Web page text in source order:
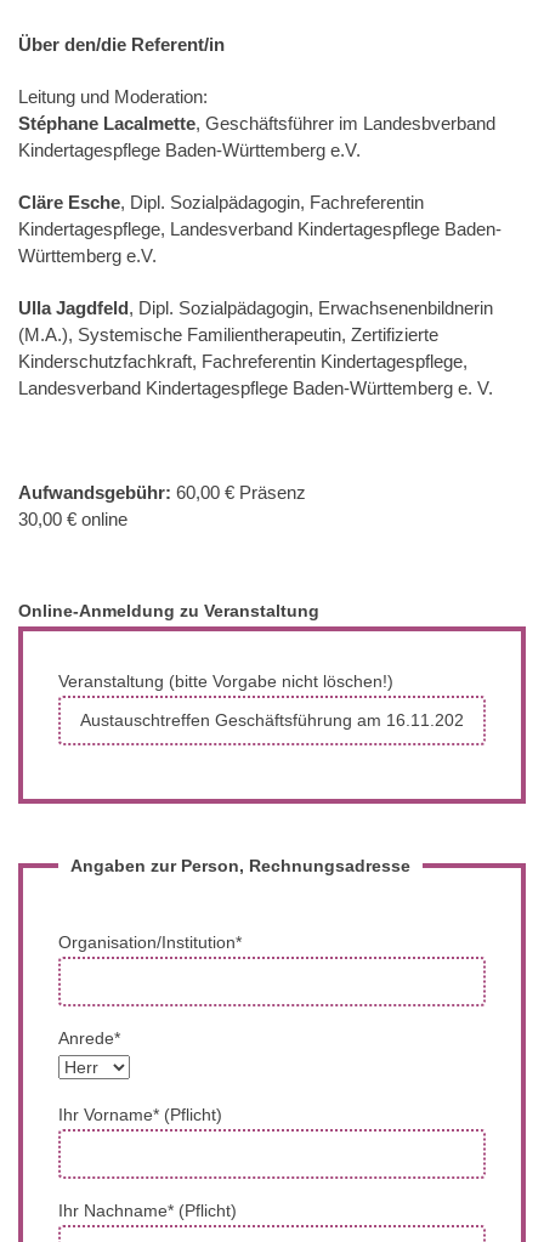
Über den/die Referent/in
Leitung und Moderation:
Stéphane Lacalmette, Geschäftsführer im Landesbverband
Kindertagespflege Baden-Württemberg e.V.
Cläre Esche, Dipl. Sozialpädagogin, Fachreferentin
Kindertagespflege, Landesverband Kindertagespflege Baden-
Württemberg e.V.
Ulla Jagdfeld , Dipl. Sozialpädagogin, Erwachsenenbildnerin
(M.A.), Systemische Familientherapeutin, Zertifizierte
Kinderschutzfachkraft, Fachreferentin Kindertagespflege,
Landesverband Kindertagespflege Baden-Württemberg e. V.
Aufwandsgebühr: 60,00 € Präsenz
30,00 € online
Online-Anmeldung zu Veranstaltung
Veranstaltung (bitte Vorgabe nicht löschen!)
Angaben zur Person, Rechnungsadresse
Organisation/Institution*
Anrede*
Ihr Vorname* (Pflicht)
Ihr Nachname* (Pflicht)